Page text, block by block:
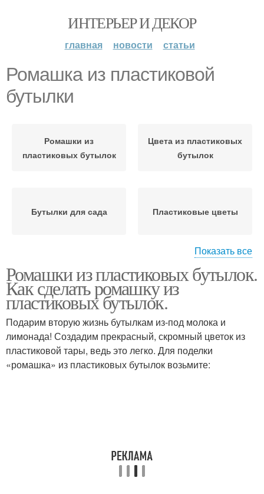
ИНТЕРЬЕР И ДЕКОР
главная новости статьи
Ромашка из пластиковой
бутылки
Ромашки из
пластиковых бутылок
Цвета из пластиковых
бутылок
Бутылки для сада Пластиковые цветы
пластиковых бутылок
Цвета из бутылок
Цветочки из
пластиковых бутылок
Бутылки без окраски
Показать все
Ромашки из пластиковых бутылок.
Как сделать ромашку из
пластиковых бутылок.
Подарим вторую жизнь бутылкам из-под молока и
лимонада! Создадим прекрасный, скромный цветок из
пластиковой тары, ведь это легко. Для поделки
«ромашка» из пластиковых бутылок возьмите: